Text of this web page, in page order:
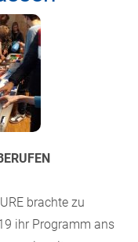
brachte zu
ihr Programm ans